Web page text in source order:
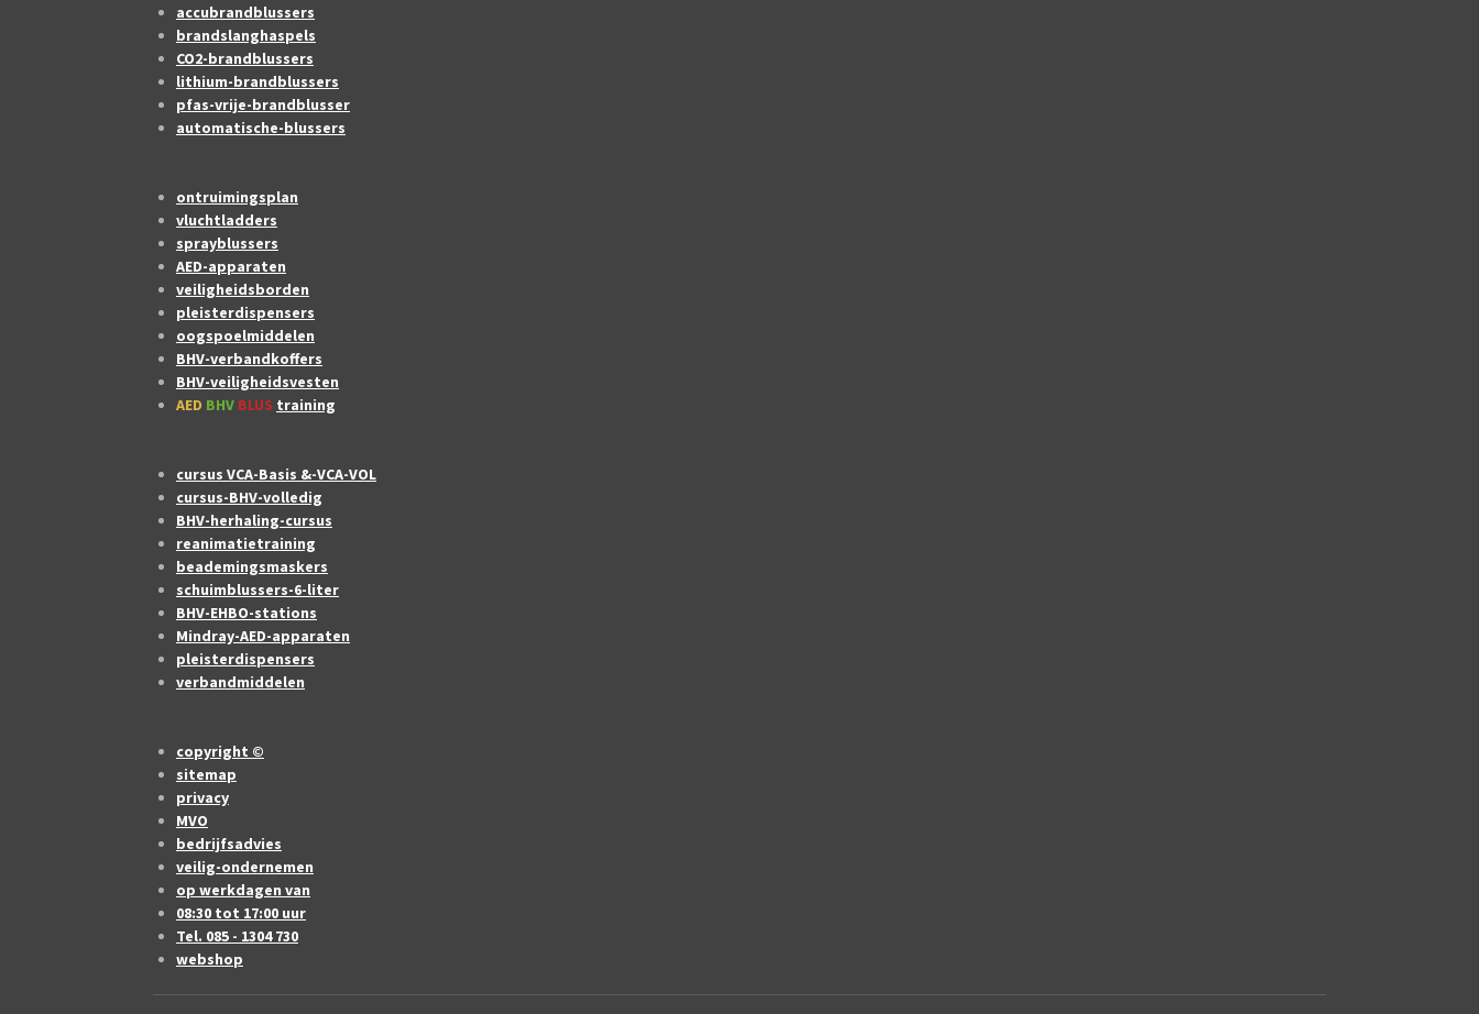
accubrandblussers
brandslanghaspels
CO2-brandblussers
lithium-brandblussers
pfas-vrije-brandblusser
automatische-blussers
ontruimingsplan
vluchtladders
sprayblussers
AED-apparaten
veiligheidsborden
pleisterdispensers
oogspoelmiddelen
BHV-verbandkoffers
BHV-veiligheidsvesten
AED BHV BLUS training
cursus VCA-Basis &-VCA-VOL
cursus-BHV-volledig
BHV-herhaling-cursus
reanimatietraining
beademingsmaskers
schuimblussers-6-liter
BHV-EHBO-stations
Mindray-AED-apparaten
pleisterdispensers
verbandmiddelen
copyright ©
sitemap
privacy
MVO
bedrijfsadvies
veilig-ondernemen
op werkdagen van
08:30 tot 17:00 uur
Tel. 085 - 1304 730
webshop